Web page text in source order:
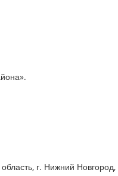
г. Нижний